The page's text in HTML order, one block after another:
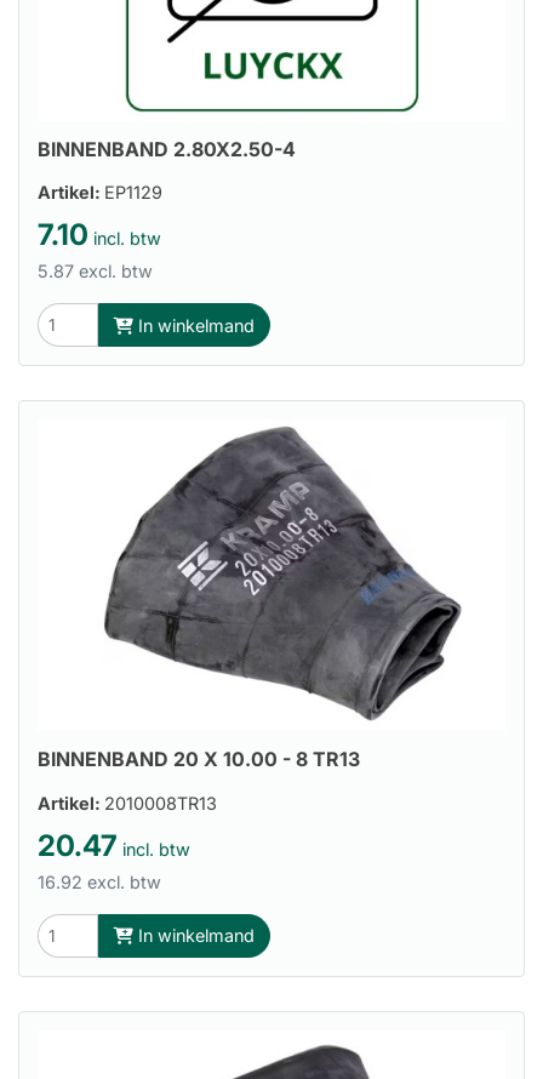
BINNENBAND 2.80X2.50-4
Artikel: EP1129
7.10 incl. btw
5.87 excl. btw
In winkelmand
BINNENBAND 20 X 10.00 - 8 TR13
Artikel: 2010008TR13
20.47 incl. btw
16.92 excl. btw
In winkelmand